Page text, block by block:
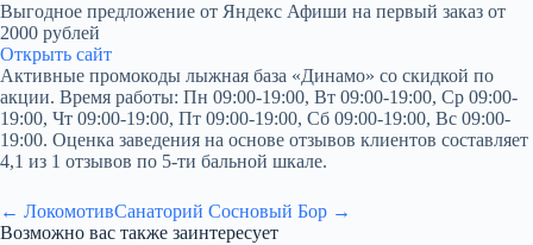
Выгодное предложение от Яндекс Афиши на первый заказ от
2000 рублей
Открыть сайт
Активные промокоды лыжная база «Динамо» со скидкой по
акции. Время работы: Пн 09:00-19:00, Вт 09:00-19:00, Ср 09:00-
19:00, Чт 09:00-19:00, Пт 09:00-19:00, Сб 09:00-19:00, Вс 09:00-
19:00. Оценка заведения на основе отзывов клиентов составляет
4,1 из 1 отзывов по 5-ти бальной шкале.
← ЛокомотивСанаторий Сосновый Бор →
Возможно вас также заинтересует